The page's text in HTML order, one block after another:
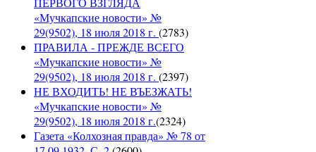
«Мучкапские новости» №
29(9502), 18 июля 2018 г. (2783)
ПРАВИЛА - ПРЕЖДЕ ВСЕГО
«Мучкапские новости» №
29(9502), 18 июля 2018 г. (2397)
НЕ ВХОДИТЬ! НЕ ВЪЕЗЖАТЬ!
«Мучкапские новости» №
29(9502), 18 июля 2018 г.(2324)
Газета «Колхозная правда» № 78 от